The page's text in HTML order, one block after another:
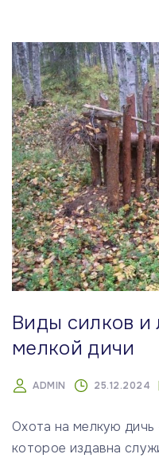
Виды силков и
мелкой дичи
ADMIN 25.12.2024
Охота на мелкую
которое издавна